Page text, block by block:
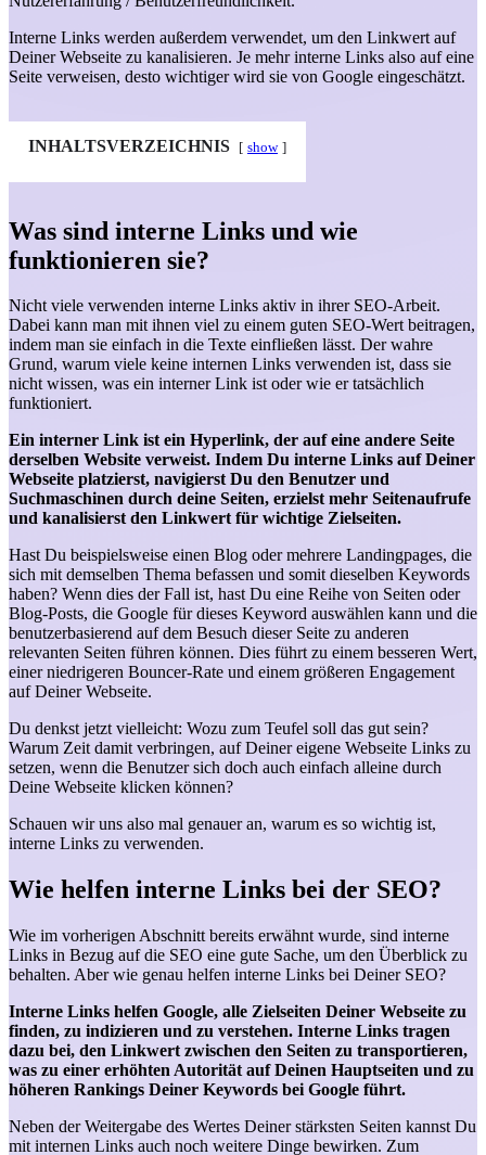
Interne Links werden außerdem verwendet, um den Linkwert auf
Deiner Webseite zu kanalisieren. Je mehr interne Links also auf eine
Seite verweisen, desto wichtiger wird sie von Google eingeschätzt.
INHALTSVERZEICHNIS show
Was sind interne Links und wie
funktionieren sie?
Nicht viele verwenden interne Links aktiv in ihrer SEO-Arbeit.
Dabei kann man mit ihnen viel zu einem guten SEO-Wert beitragen,
indem man sie einfach in die Texte einfließen lässt. Der wahre
Grund, warum viele keine internen Links verwenden ist, dass sie
nicht wissen, was ein interner Link ist oder wie er tatsächlich
funktioniert.
Ein interner Link ist ein Hyperlink, der auf eine andere Seite
derselben Website verweist. Indem Du interne Links auf Deiner
Webseite platzierst, navigierst Du den Benutzer und
Suchmaschinen durch deine Seiten, erzielst mehr Seitenaufrufe
und kanalisierst den Linkwert für wichtige Zielseiten.
Hast Du beispielsweise einen Blog oder mehrere Landingpages, die
sich mit demselben Thema befassen und somit dieselben Keywords
haben? Wenn dies der Fall ist, hast Du eine Reihe von Seiten oder
Blog-Posts, die Google für dieses Keyword auswählen kann und die
benutzerbasierend auf dem Besuch dieser Seite zu anderen
relevanten Seiten führen können. Dies führt zu einem besseren Wert,
einer niedrigeren Bouncer-Rate und einem größeren Engagement
auf Deiner Webseite.
Du denkst jetzt vielleicht: Wozu zum Teufel soll das gut sein?
Warum Zeit damit verbringen, auf Deiner eigene Webseite Links zu
setzen, wenn die Benutzer sich doch auch einfach alleine durch
Deine Webseite klicken können?
Schauen wir uns also mal genauer an, warum es so wichtig ist,
interne Links zu verwenden.
Wie helfen interne Links bei der SEO?
Wie im vorherigen Abschnitt bereits erwähnt wurde, sind interne
Links in Bezug auf die SEO eine gute Sache, um den Überblick zu
behalten. Aber wie genau helfen interne Links bei Deiner SEO?
Interne Links helfen Google, alle Zielseiten Deiner Webseite zu
finden, zu indizieren und zu verstehen. Interne Links tragen
dazu bei, den Linkwert zwischen den Seiten zu transportieren,
was zu einer erhöhten Autorität auf Deinen Hauptseiten und zu
höheren Rankings Deiner Keywords bei Google führt.
Neben der Weitergabe des Wertes Deiner stärksten Seiten kannst Du
mit internen Links auch noch weitere Dinge bewirken. Zum